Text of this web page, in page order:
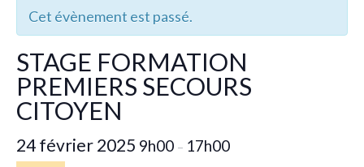
Cet évènement est passé.
STAGE FORMATION
PREMIERS SECOURS
CITOYEN
24 février 2025 9h00 – 17h00